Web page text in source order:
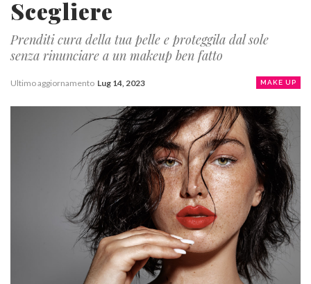
Scegliere
Prenditi cura della tua pelle e proteggila dal sole
senza rinunciare a un makeup ben fatto
MAKE UP
Ultimo aggiornamento Lug 14, 2023